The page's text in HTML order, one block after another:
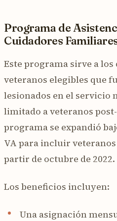
Programa de
Cuidadores
Este programa sirve a los
veteranos elegibles que
lesionados en el
limitado a veteranos
programa se expandió
VA para incluir veteranos
partir de octubre de 2022.
Los beneficios incluyen:
Una asignación